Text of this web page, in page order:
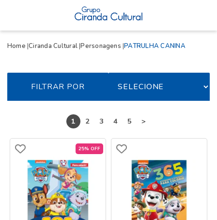
Home Ciranda Cultural Personagens PATRULHA CANINA
FILTRAR POR
1 2 3 4 5 >
25% OFF